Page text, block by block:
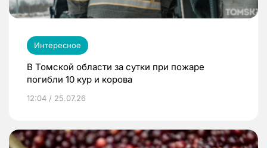
Интересное
В Томской области за сутки при пожаре
погибли 10 кур и корова
12:04 / 25.07.26